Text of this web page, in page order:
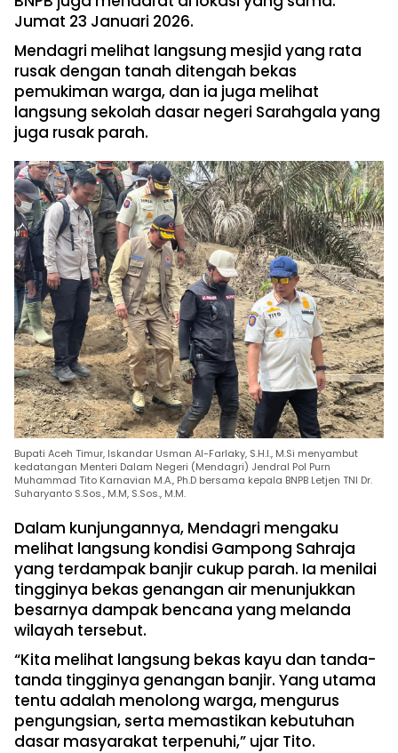
Jumat 23 Januari 2026.
Mendagri melihat langsung mesjid yang rata
rusak dengan tanah ditengah bekas
pemukiman warga, dan ia juga melihat
langsung sekolah dasar negeri Sarahgala yang
juga rusak parah.
Bupati Aceh Timur, Iskandar Usman Al-Farlaky, S.H.I., M.Si menyambut
kedatangan Menteri Dalam Negeri (Mendagri) Jendral Pol Purn
Muhammad Tito Karnavian M.A., Ph.D bersama kepala BNPB Letjen TNI Dr.
Suharyanto S.Sos., M.M, S.Sos., M.M.
Dalam kunjungannya, Mendagri mengaku
melihat langsung kondisi Gampong Sahraja
yang terdampak banjir cukup parah. Ia menilai
tingginya bekas genangan air menunjukkan
besarnya dampak bencana yang melanda
wilayah tersebut.
“Kita melihat langsung bekas kayu dan tanda-
tanda tingginya genangan banjir. Yang utama
tentu adalah menolong warga, mengurus
pengungsian, serta memastikan kebutuhan
dasar masyarakat terpenuhi,” ujar Tito.